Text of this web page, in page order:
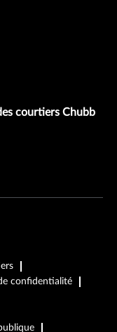
courtiers Chubb
confidentialité